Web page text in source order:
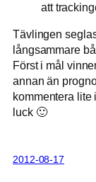
att
Tävlingen
långsammare
Först i mål
annan än
kommentera lite
luck 🙂
2012-08-17